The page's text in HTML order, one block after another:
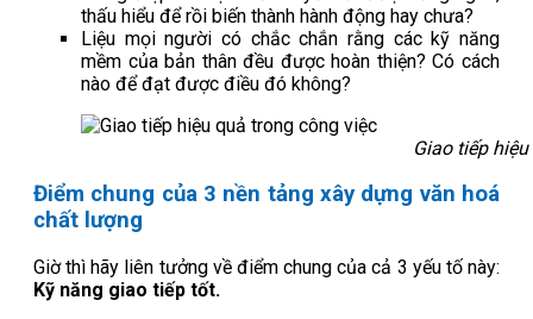
thấu hiểu để rồi biến thành hành động hay chưa?
Liệu mọi người có chắc chắn rằng các kỹ năng
mềm của bản thân đều được hoàn thiện? Có cách
nào để đạt được điều đó không?
Giao tiếp
Điểm chung của 3 nền tảng xây dựng văn hoá
chất lượng
Giờ thì hãy liên tưởng về điểm chung của cả 3 yếu tố này:
Kỹ năng giao tiếp tốt.